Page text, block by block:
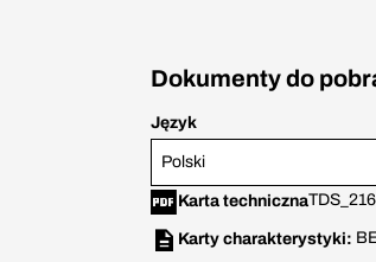
Dokumenty do
Język
Polski
Karta techniczna
Karty charakterystyki: